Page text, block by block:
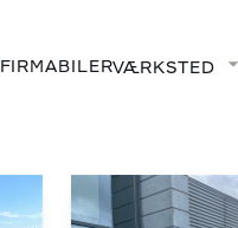
FIRMABILERVÆRKSTED